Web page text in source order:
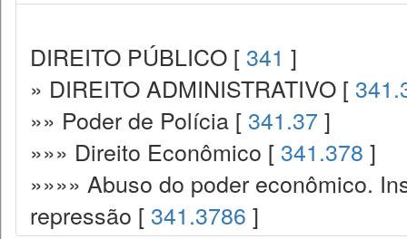
DIREITO PÚBLICO [ 341 ]
» DIREITO ADMINISTRATIVO [
»» Poder de Polícia [ 341.37 ]
»»» Direito Econômico [ 341.378 ]
»»»» Abuso do poder econômico.
repressão [ 341.3786 ]